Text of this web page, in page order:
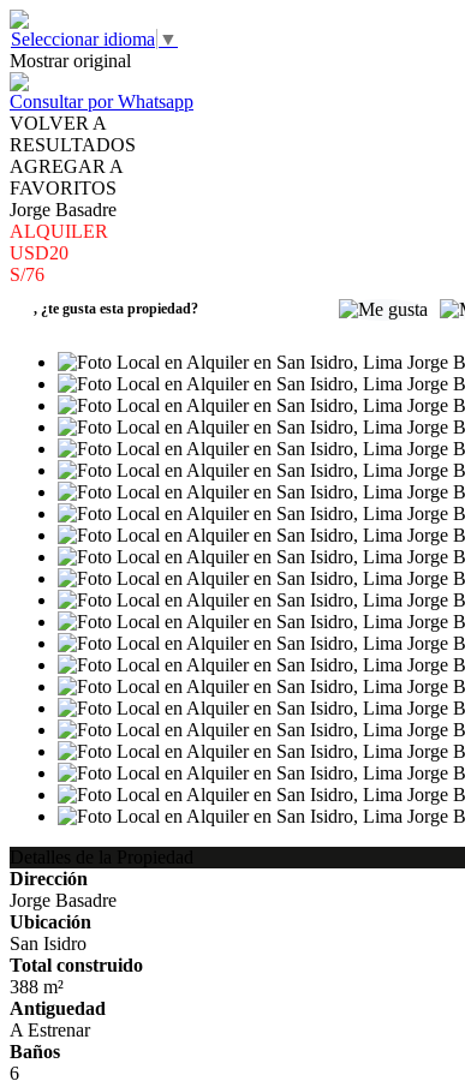
Seleccionar idioma ▼
Mostrar original
Consultar por Whatsapp
VOLVER A
RESULTADOS
AGREGAR A
FAVORITOS
Jorge Basadre
ALQUILER
USD20
S/76
, ¿te gusta esta propiedad?
Dirección
Jorge Basadre
Ubicación
San Isidro
Total construido
388 m²
Antiguedad
A Estrenar
Baños
6